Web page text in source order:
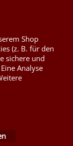
natur
Shop
(z. B. für den
sichere und
Analyse